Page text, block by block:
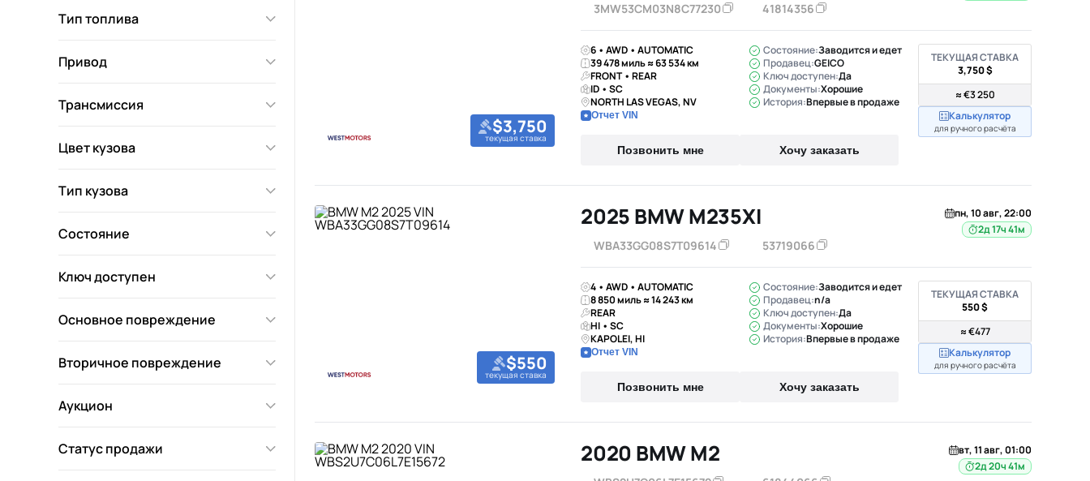
Тип топлива
Привод
Трансмиссия
Цвет кузова
Тип кузова
Состояние
Ключ доступен
Основное повреждение
Вторичное повреждение
Аукцион
Статус продажи
$3,750
текущая ставка
3MW53CM03N8C77230 41814356
6 • AWD • AUTOMATIC
39 478 миль ≈ 63 534 км
FRONT • REAR
ID • SC
NORTH LAS VEGAS, NV
Отчет VIN
Состояние:Заводится и едет
Продавец:GEICO
Ключ доступен:Да
Документы:Хорошие
История:Впервые в продаже
Позвонить мне Хочу заказать
ТЕКУЩАЯ СТАВКА
3,750 $
≈ €3 250
Калькулятор
для ручного расчёта
$550
текущая ставка
2025 BMW M235XI
WBA33GG08S7T09614 53719066
пн, 10 авг, 22:00
2д 17ч 41м
4 • AWD • AUTOMATIC
8 850 миль ≈ 14 243 км
REAR
HI • SC
KAPOLEI, HI
Отчет VIN
Состояние:Заводится и едет
Продавец:n/a
Ключ доступен:Да
Документы:Хорошие
История:Впервые в продаже
Позвонить мне Хочу заказать
ТЕКУЩАЯ СТАВКА
550 $
≈ €477
Калькулятор
для ручного расчёта
2020 BMW M2
вт, 11 авг, 01:00
2д 20ч 41м